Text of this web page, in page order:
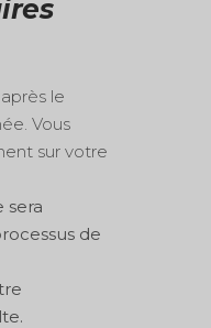
le
Vous
sur votre
sera
de